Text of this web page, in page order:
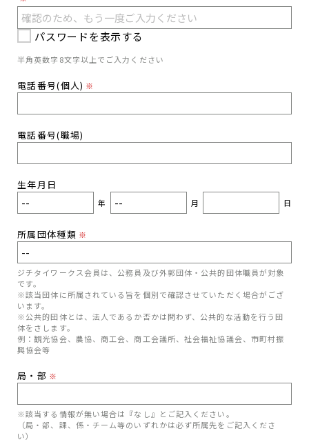
パスワードを表示する
半角英数字8文字以上でご入力ください
電話番号(個人) ※
電話番号(職場)
生年月日
年 月 日
所属団体種類 ※
ジチタイワークス会員は、公務員及び外郭団体・公共的団体職員が対象
です。
※該当団体に所属されている旨を個別で確認させていただく場合がござ
います。
※公共的団体とは、法人であるか否かは問わず、公共的な活動を行う団
体をさします。
例：観光協会、農協、商工会、商工会議所、社会福祉協議会、市町村振
興協会等
局・部 ※
※該当する情報が無い場合は『なし』とご記入ください。
（局・部、課、係・チーム等のいずれかは必ず所属先をご記入くださ
い）